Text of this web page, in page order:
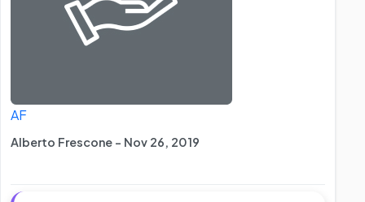
AF
Alberto Frescone - Nov 26, 2019